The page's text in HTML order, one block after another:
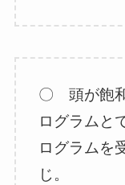
〇 頭が飽
ログラムと
ログラムを
じ。